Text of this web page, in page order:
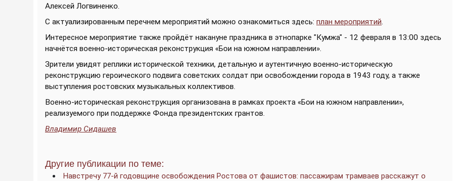
Алексей Логвиненко.
С актуализированным перечнем мероприятий можно ознакомиться здесь: план мероприятий.
Интересное мероприятие также пройдёт накануне праздника в этнопарке "Кумжа" - 12 февраля в 13:00 здесь
начнётся военно-историческая реконструкция «Бои на южном направлении».
Зрители увидят реплики исторической техники, детальную и аутентичную военно-историческую
реконструкцию героического подвига советских солдат при освобождении города в 1943 году, а также
выступления ростовских музыкальных коллективов.
Военно-историческая реконструкция организована в рамках проекта «Бои на южном направлении»,
реализуемого при поддержке Фонда президентских грантов.
Владимир Сидашев
Другие публикации по теме:
Навстречу 77-й годовщине освобождения Ростова от фашистов: пассажирам трамваев расскажут о